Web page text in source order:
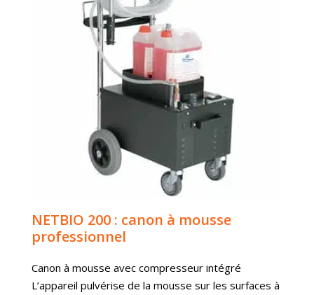
NETBIO 200 : canon à mousse
professionnel
Canon à mousse avec compresseur intégré
L’appareil pulvérise de la mousse sur les surfaces à